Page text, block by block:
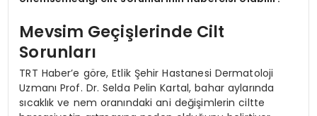
Mevsim Geçişlerinde Cilt
Sorunları
TRT Haber’e göre, Etlik Şehir Hastanesi Dermatoloji
Uzmanı Prof. Dr. Selda Pelin Kartal, bahar aylarında
sıcaklık ve nem oranındaki ani değişimlerin ciltte